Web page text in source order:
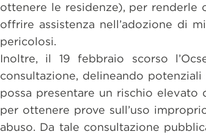
ottenere le residenze), per
offrire assistenza nell’adozione di
pericolosi.
Inoltre, il 19 febbraio scorso
consultazione, delineando
possa presentare un rischio
per ottenere prove sull’uso
abuso. Da tale consultazione